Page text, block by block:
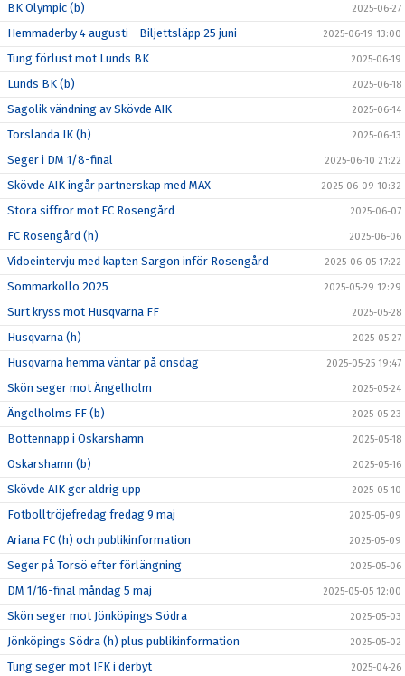
BK Olympic (b) 2025-06-27
Hemmaderby 4 augusti - Biljettsläpp 25 juni 2025-06-19 13:00
Tung förlust mot Lunds BK 2025-06-19
Lunds BK (b) 2025-06-18
Sagolik vändning av Skövde AIK 2025-06-14
Torslanda IK (h) 2025-06-13
Seger i DM 1/8-final 2025-06-10 21:22
Skövde AIK ingår partnerskap med MAX 2025-06-09 10:32
Stora siffror mot FC Rosengård 2025-06-07
FC Rosengård (h) 2025-06-06
Vidoeintervju med kapten Sargon inför Rosengård 2025-06-05 17:22
Sommarkollo 2025 2025-05-29 12:29
Surt kryss mot Husqvarna FF 2025-05-28
Husqvarna (h) 2025-05-27
Husqvarna hemma väntar på onsdag 2025-05-25 19:47
Skön seger mot Ängelholm 2025-05-24
Ängelholms FF (b) 2025-05-23
Bottennapp i Oskarshamn 2025-05-18
Oskarshamn (b) 2025-05-16
Skövde AIK ger aldrig upp 2025-05-10
Fotbolltröjefredag fredag 9 maj 2025-05-09
Ariana FC (h) och publikinformation 2025-05-09
Seger på Torsö efter förlängning 2025-05-06
DM 1/16-final måndag 5 maj 2025-05-05 12:00
Skön seger mot Jönköpings Södra 2025-05-03
Jönköpings Södra (h) plus publikinformation 2025-05-02
Tung seger mot IFK i derbyt 2025-04-26